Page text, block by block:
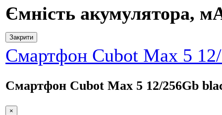
Ємність акумулятора,
Закрити
Смартфон Cubot Max 5
Смартфон Cubot Max 5 12/256Gb
×